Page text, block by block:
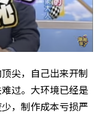
尖，自己出来开制
过。大环境已经是
，制作成本亏损严